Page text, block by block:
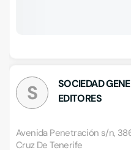
S
SOCIEDAD
EDITORES
Avenida Penetración s/n,
Cruz De Tenerife